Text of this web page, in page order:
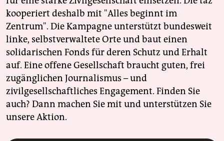
kooperiert deshalb mit "Alles beginnt im
Zentrum". Die Kampagne unterstützt bundesweit
linke, selbstverwaltete Orte und baut einen
solidarischen Fonds für deren Schutz und Erhalt
auf. Eine offene Gesellschaft braucht guten, frei
zugänglichen Journalismus – und
zivilgesellschaftliches Engagement. Finden Sie
auch? Dann machen Sie mit und unterstützen Sie
unsere Aktion.